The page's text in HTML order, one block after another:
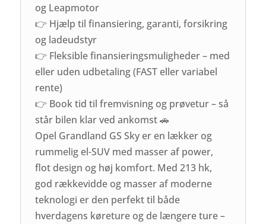
og Leapmotor
👉 Hjælp til finansiering, garanti, forsikring
og ladeudstyr
👉 Fleksible finansieringsmuligheder – med
eller uden udbetaling (FAST eller variabel
rente)
👉 Book tid til fremvisning og prøvetur – så
står bilen klar ved ankomst 🚗
Opel Grandland GS Sky er en lækker og
rummelig el-SUV med masser af power,
flot design og høj komfort. Med 213 hk,
god rækkevidde og masser af moderne
teknologi er den perfekt til både
hverdagens køreture og de længere ture –